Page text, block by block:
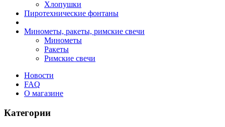
Хлопушки
Пиротехнические фонтаны
Минометы, ракеты, римские свечи
Минометы
Ракеты
Римские свечи
Новости
FAQ
О магазине
Категории